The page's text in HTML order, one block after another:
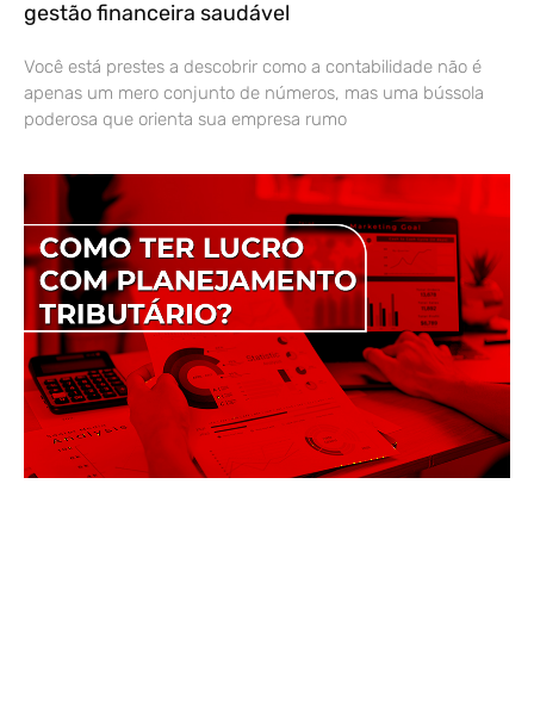
gestão financeira saudável
Você está prestes a descobrir como a contabilidade não é
apenas um mero conjunto de números, mas uma bússola
poderosa que orienta sua empresa rumo